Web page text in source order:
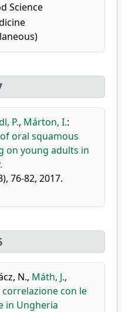
Science
P., Márton, I.:
oral squamous
on young adults in
76-82, 2017.
N., Máth, J.,
correlazione con le
in Ungheria